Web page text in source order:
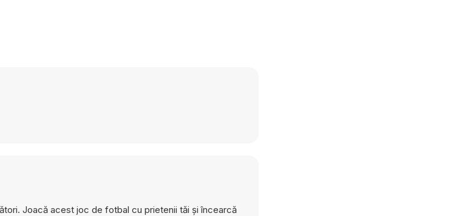
Joacă acest joc de fotbal cu prietenii tăi și încearcă